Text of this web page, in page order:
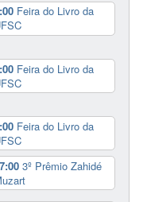
Feira do Livro da
Feira do Livro da
Feira do Livro da
3º Prêmio Zahidé